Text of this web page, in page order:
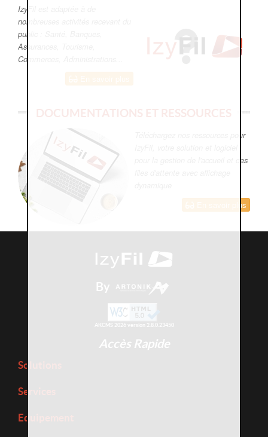
IzyFil est adaptée à de
nombreuses activités recevant du
public : Santé, Banques,
Assurances, Tourisme,
Commerces, Administrations...
DOCUMENTATIONS ET RESSOURCES
Téléchargez nos ressources pour
pour la gestion de l'accueil et des
En savoir plus
By
AKCMS 2026 version 2.8.0.23450
Accès Rapide
Solutions
Services
Equipement